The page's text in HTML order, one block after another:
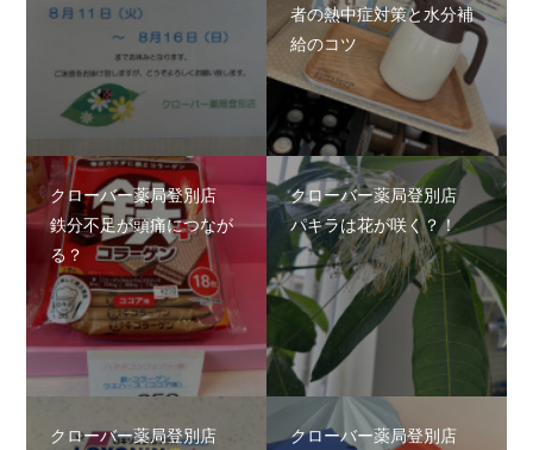
者の熱中症対策と水分補
給のコツ
クローバー薬局登別店
鉄分不足が頭痛につなが
る？
クローバー薬局登別店
パキラは花が咲く？！
クローバー薬局登別店
クローバー薬局登別店